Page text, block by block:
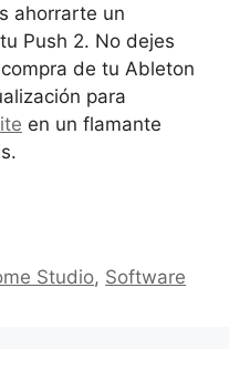
ahorrarte un
Push 2. No dejes
de tu Ableton
para
en un flamante
Studio, Software